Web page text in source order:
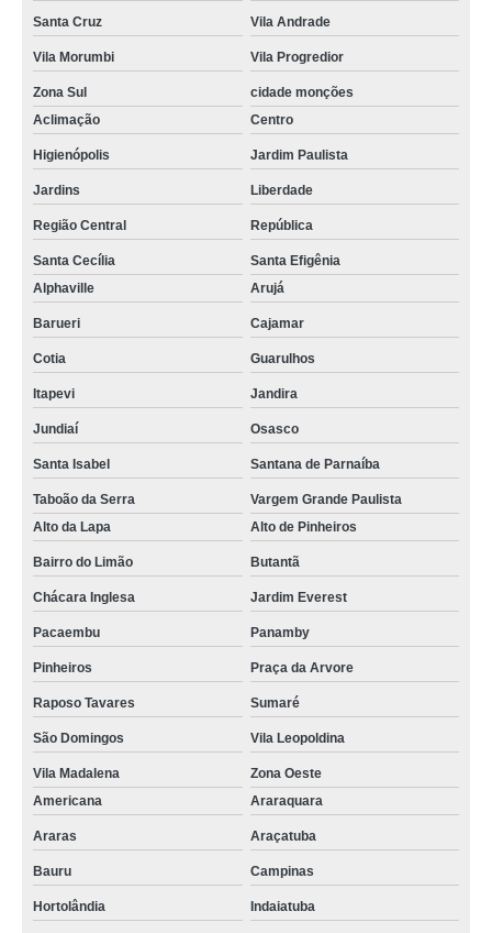
Santa Cruz Vila Andrade
Vila Morumbi Vila Progredior
Zona Sul
cidade monções
Aclimação
Centro
Higienópolis Jardim Paulista
Jardins Liberdade
Região Central República
Santa Cecília
Santa Efigênia
Alphaville
Arujá
Barueri Cajamar
Cotia Guarulhos
Itapevi Jandira
Jundiaí Osasco
Santa Isabel Santana de Parnaíba
Taboão da Serra
Vargem Grande Paulista
Alto da Lapa
Alto de Pinheiros
Bairro do Limão Butantã
Chácara Inglesa Jardim Everest
Pacaembu Panamby
Pinheiros Praça da Arvore
Raposo Tavares Sumaré
São Domingos Vila Leopoldina
Vila Madalena
Zona Oeste
Americana
Araraquara
Araras Araçatuba
Bauru Campinas
Hortolândia Indaiatuba